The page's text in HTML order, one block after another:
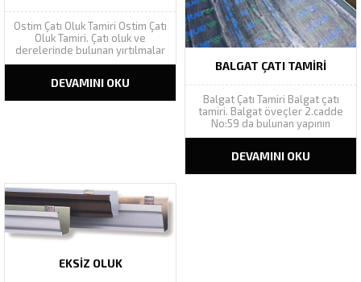
Ostim Çatı Oluk Tamiri Ostim Çatı
Oluk Tamiri. Çatı oluk ve
derelerinde bulunan yırtılmalar
sonucu yapılarda büyük sıkıntılar
Müşterimiz Aras Kargo
firmasının hangar çatısında
DEVAMINI OKU
BALGAT ÇATI TAMIRI
Balgat Çatı Tamiri Balgat çatı
tamiri. Balgat öveçler 2.cadde
No:59 da bulunan yapının
akıntılarının çatı tamiri tespiti
malzemesi olarak kullanılan
onduline levhaların oluk
DEVAMINI OKU
EKSIZ OLUK